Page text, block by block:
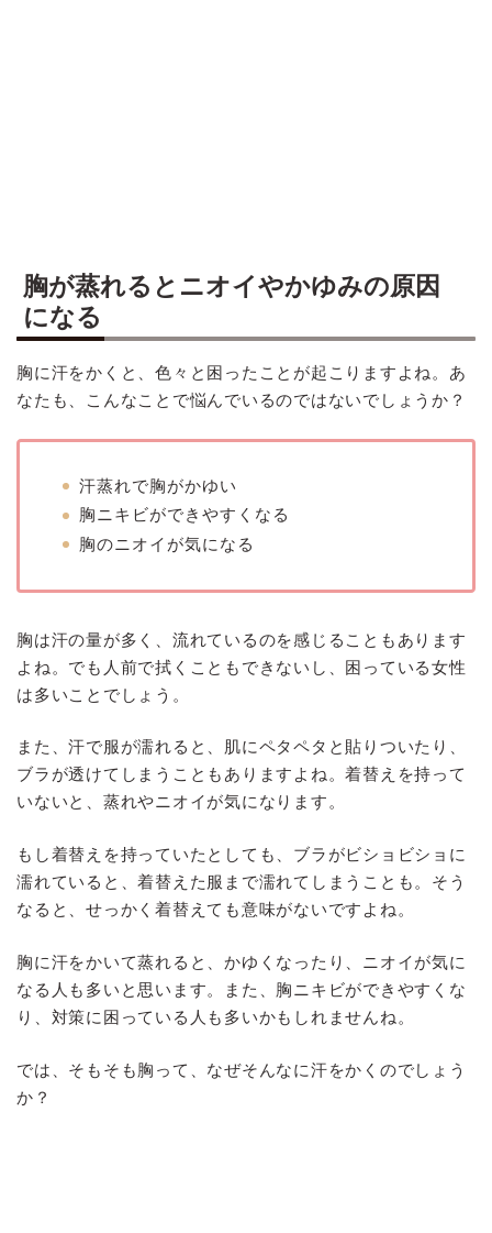
胸が蒸れるとニオイやかゆみの原因
になる
胸に汗をかくと、色々と困ったことが起こりますよね。あ
なたも、こんなことで悩んでいるのではないでしょうか？
汗蒸れで胸がかゆい
胸ニキビができやすくなる
胸のニオイが気になる
胸は汗の量が多く、流れているのを感じることもあります
よね。でも人前で拭くこともできないし、困っている女性
は多いことでしょう。
また、汗で服が濡れると、肌にペタペタと貼りついたり、
ブラが透けてしまうこともありますよね。着替えを持って
いないと、蒸れやニオイが気になります。
もし着替えを持っていたとしても、ブラがビショビショに
濡れていると、着替えた服まで濡れてしまうことも。そう
なると、せっかく着替えても意味がないですよね。
胸に汗をかいて蒸れると、かゆくなったり、ニオイが気に
なる人も多いと思います。また、胸ニキビができやすくな
り、対策に困っている人も多いかもしれませんね。
では、そもそも胸って、なぜそんなに汗をかくのでしょう
か？